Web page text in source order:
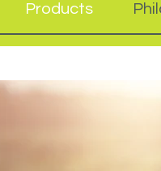
Products